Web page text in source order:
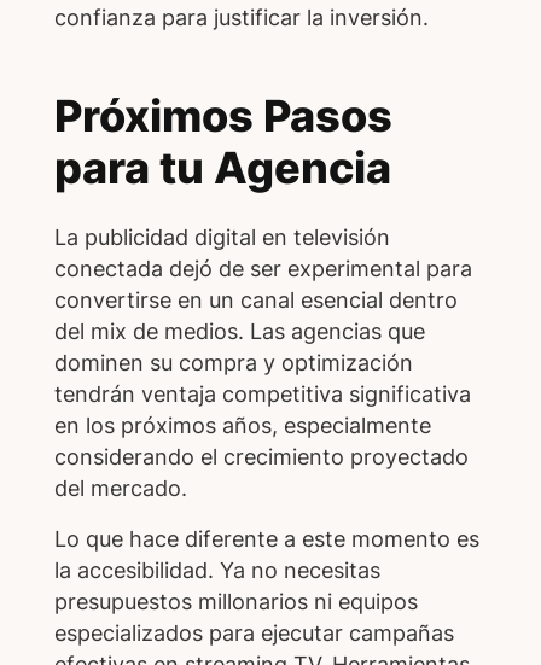
confianza para justificar la inversión.
Próximos Pasos
para tu Agencia
La publicidad digital en televisión
conectada dejó de ser experimental para
convertirse en un canal esencial dentro
del mix de medios. Las agencias que
dominen su compra y optimización
tendrán ventaja competitiva significativa
en los próximos años, especialmente
considerando el crecimiento proyectado
del mercado.
Lo que hace diferente a este momento es
la accesibilidad. Ya no necesitas
presupuestos millonarios ni equipos
especializados para ejecutar campañas